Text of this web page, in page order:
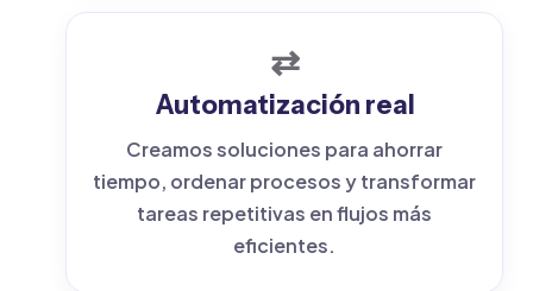
⇄
Automatización real
Creamos soluciones para ahorrar
tiempo, ordenar procesos y transformar
tareas repetitivas en flujos más
eficientes.